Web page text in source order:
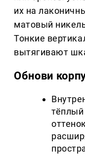
их на
матовый
Тонкие
вытягивают
Обнови